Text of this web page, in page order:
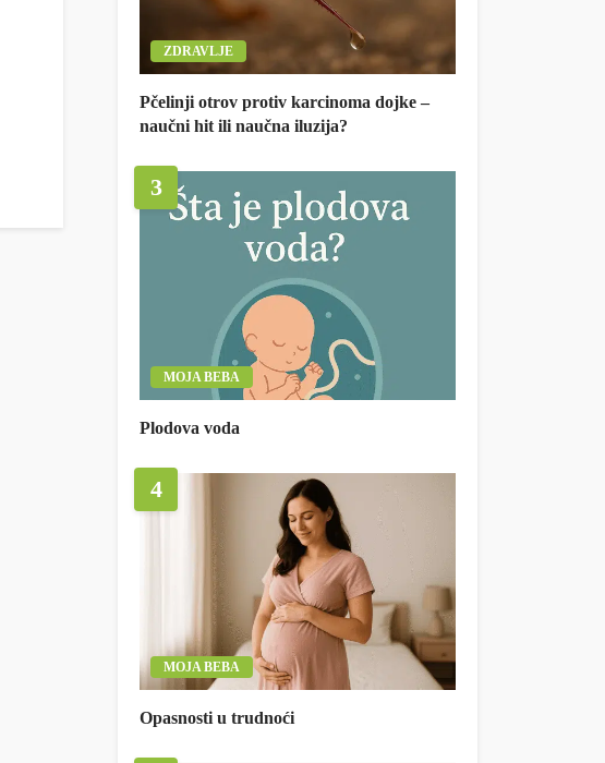
ZDRAVLJE
Pčelinji otrov protiv karcinoma dojke –
naučni hit ili naučna iluzija?
3
MOJA BEBA
Plodova voda
4
MOJA BEBA
Opasnosti u trudnoći